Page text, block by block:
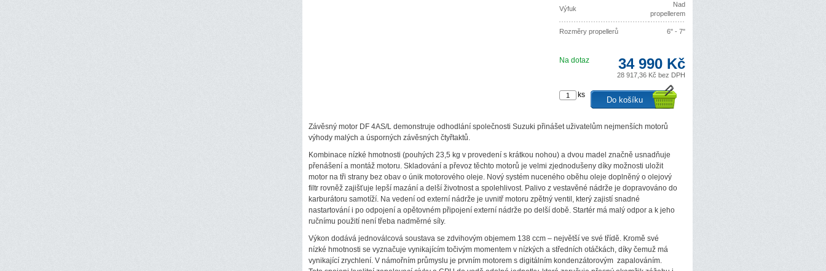
Výfuk
Nad
propellerem
Rozměry propellerů 6" - 7"
Na dotaz 34 990 Kč
28 917,36 Kč bez DPH
ks
Závěsný motor DF 4AS/L demonstruje odhodlání společnosti Suzuki přinášet uživatelům nejmenších motorů
výhody malých a úsporných závěsných čtyřtaktů.
Kombinace nízké hmotnosti (pouhých 23,5 kg v provedení s krátkou nohou) a dvou madel značně usnadňuje
přenášení a montáž motoru. Skladování a převoz těchto motorů je velmi zjednodušeny díky možnosti uložit
motor na tři strany bez obav o únik motorového oleje. Nový systém nuceného oběhu oleje doplněný o olejový
filtr rovněž zajišťuje lepší mazání a delší životnost a spolehlivost. Palivo z vestavěné nádrže je dopravováno do
karburátoru samotíží. Na vedení od externí nádrže je uvnitř motoru zpětný ventil, který zajistí snadné
nastartování i po odpojení a opětovném připojení externí nádrže po delší době. Startér má malý odpor a k jeho
ručnímu použití není třeba nadměrné síly.
Výkon dodává jednoválcová soustava se zdvihovým objemem 138 ccm – největší ve své třídě. Kromě své
nízké hmotnosti se vyznačuje vynikajícím točivým momentem v nízkých a středních otáčkách, díky čemuž má
vynikající zrychlení. V námořním průmyslu je prvním motorem s digitálním kondenzátorovým zapalováním.